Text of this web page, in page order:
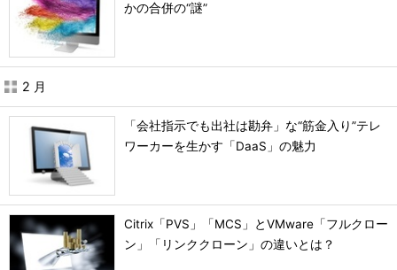
かの合併の“謎”
2 月
「会社指示でも出社は勘弁」な“筋金入り”テレ
ワーカーを生かす「DaaS」の魅力
Citrix「PVS」「MCS」とVMware「フルクロー
ン」「リンククローン」の違いとは？